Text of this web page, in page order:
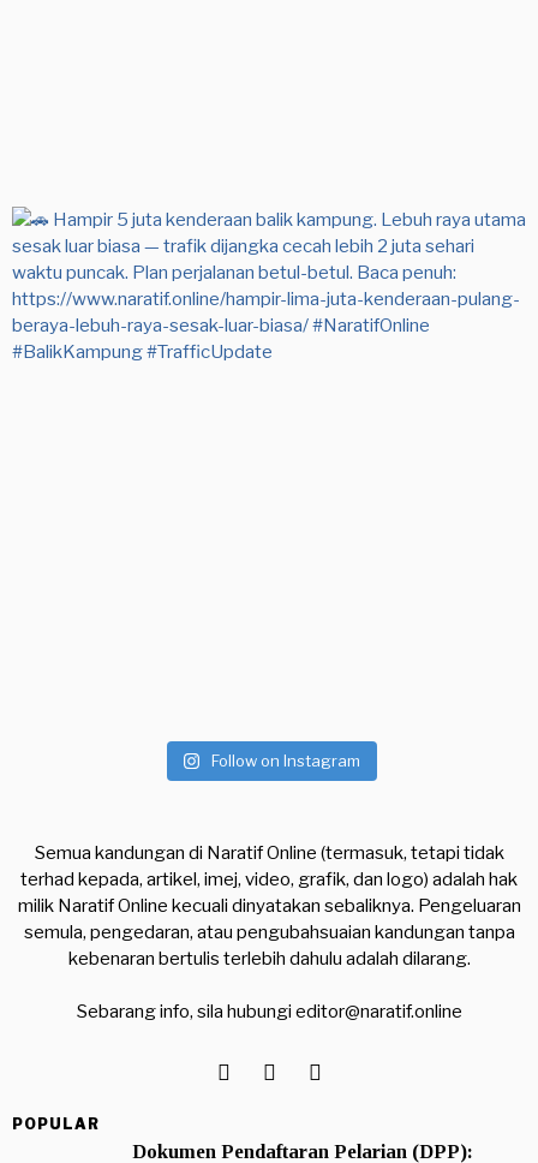
Follow on Instagram
Semua kandungan di Naratif Online (termasuk, tetapi tidak
terhad kepada, artikel, imej, video, grafik, dan logo) adalah hak
milik Naratif Online kecuali dinyatakan sebaliknya. Pengeluaran
semula, pengedaran, atau pengubahsuaian kandungan tanpa
kebenaran bertulis terlebih dahulu adalah dilarang.
Sebarang info, sila hubungi editor@naratif.online
POPULAR
Dokumen Pendaftaran Pelarian (DPP):